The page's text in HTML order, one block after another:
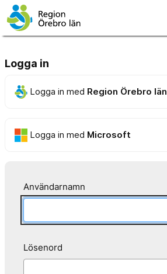
Logga in
Logga in med Region Örebro län
Logga in med Microsoft
Användarnamn
Lösenord